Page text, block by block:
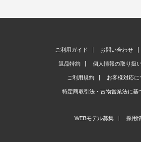
ご利用ガイド お問い合わせ
返品特約 個人情報の取り扱
ご利用規約 お客様対応に
特定商取引法・古物営業法に基
WEBモデル募集 採用